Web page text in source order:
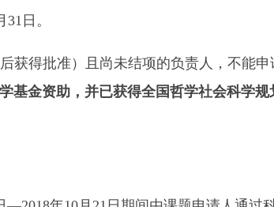
日。
得批准）且尚未结项的负责人，不能
基金资助，并已获得全国哲学社会科学